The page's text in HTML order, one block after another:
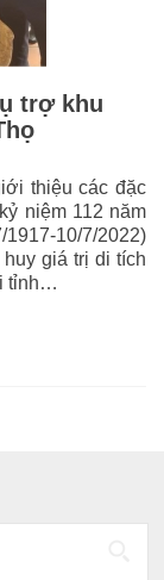
trợ khu
thiệu các đặc
niệm 112 năm
10/7/2022)
giá trị di tích
tỉnh…